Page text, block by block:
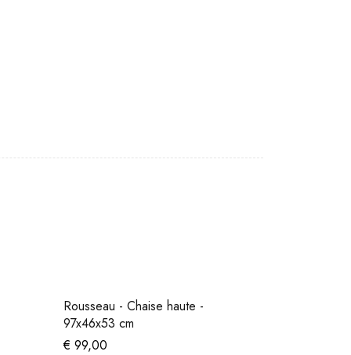
Rousseau - Chaise haute -
97x46x53 cm
€ 99,00